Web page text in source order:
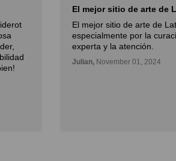
El mejor sitio de arte de
El mejor sitio de arte de
especialmente por la
experta y la atención.
Julian, November 01, 2024